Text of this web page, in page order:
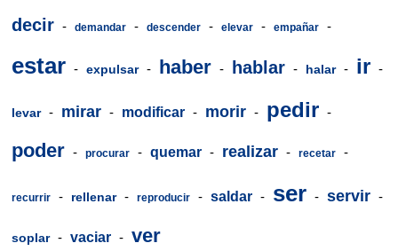
decir - demandar - descender - elevar - empañar -
estar - expulsar - haber - hablar - halar - ir -
levar - mirar - modificar - morir - pedir -
poder - procurar - quemar - realizar - recetar -
recurrir - rellenar - reproducir - saldar - ser - servir -
soplar - vaciar - ver